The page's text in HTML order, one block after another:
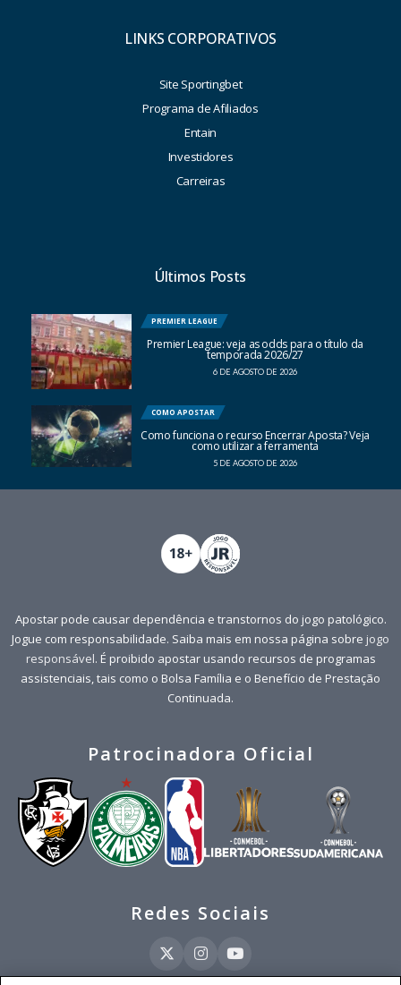
LINKS CORPORATIVOS
Site Sportingbet
Programa de Afiliados
Entain
Investidores
Carreiras
Últimos Posts
PREMIER LEAGUE
Premier League: veja as odds para o título da
temporada 2026/27
6 DE AGOSTO DE 2026
COMO APOSTAR
Como funciona o recurso Encerrar Aposta? Veja
como utilizar a ferramenta
5 DE AGOSTO DE 2026
Apostar pode causar dependência e transtornos do jogo patológico.
Jogue com responsabilidade. Saiba mais em nossa página sobre jogo
responsável. É proibido apostar usando recursos de programas
assistenciais, tais como o Bolsa Família e o Benefício de Prestação
Continuada.
Patrocinadora Oficial
Redes Sociais